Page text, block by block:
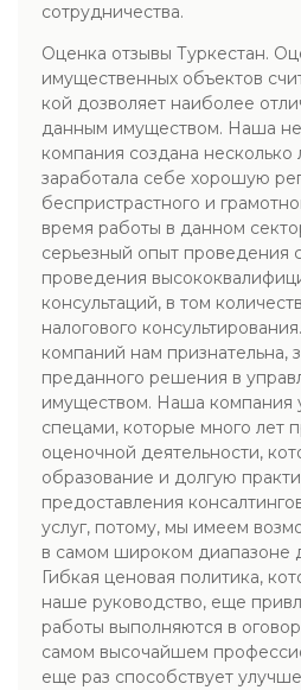
сотрудничества.
Оценка отзывы Туркестан.
имущественных объектов
кой дозволяет наиболее
данным имуществом. Наша
компания создана несколько
заработала себе хорошую
беспристрастного и
время работы в данном
серьезный опыт проведения
проведения
консультаций, в том
налогового
компаний нам признательна,
преданного решения в
имуществом. Наша компания
спецами, которые много лет
оценочной деятельности,
образование и долгую
предоставления
услуг, потому, мы имеем
в самом широком диапазоне
Гибкая ценовая политика,
наше руководство, еще
работы выполняются в
самом высочайшем
еще раз способствует